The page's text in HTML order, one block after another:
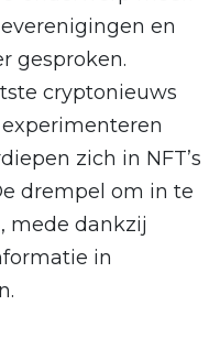
en
gesproken.
cryptonieuws
zich in NFT’s
drempel om in te
mede dankzij
in